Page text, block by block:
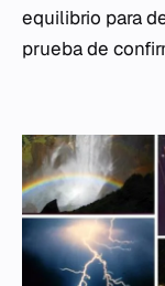
equilibrio para
prueba de